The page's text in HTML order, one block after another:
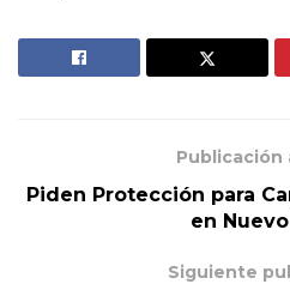
Publicación
Piden Protección para
en
Siguiente